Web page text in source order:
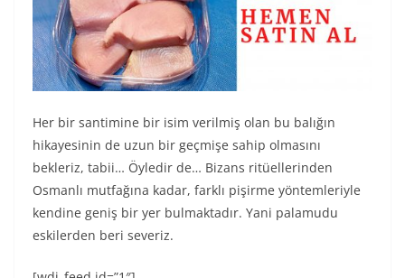
Her bir santimine bir isim verilmiş olan bu balığın
hikayesinin de uzun bir geçmişe sahip olmasını
bekleriz, tabii… Öyledir de… Bizans ritüellerinden
Osmanlı mutfağına kadar, farklı pişirme yöntemleriyle
kendine geniş bir yer bulmaktadır. Yani palamudu
eskilerden beri severiz.